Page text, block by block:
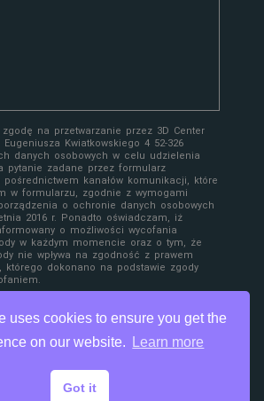
uses cookies to ensure you get the
on our website.
Learn more
Got it
zgodę na przetwarzanie przez 3D Center
Kwiatkowskiego 4 52-326
danych osobowych w celu udzielenia
pytanie zadane przez formularz
pośrednictwem kanałów komunikacji, które
w formularzu, zgodnie z wymogami
o ochronie danych osobowych
2016 r. Ponadto oświadczam, iż
o możliwości wycofania
w każdym momencie oraz o tym, że
nie wpływa na zgodność z prawem
którego dokonano na podstawie zgody